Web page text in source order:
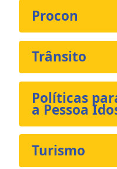
Procon
Trânsito
Políticas
a Pessoa
Turismo